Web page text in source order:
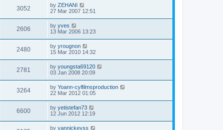
3052 by ZEHANI
27 Mar 2007 12:51
2606 by yves
13 Mar 2006 13:23
2480 by yrougnon
15 Mar 2010 14:32
2781 by youngsta69120
03 Jan 2008 20:09
3264 by Yoann-cylfilmsproduction
22 Mar 2012 01:05
6600 by yetistefan73
12 Jun 2012 12:19
by yannickeyss